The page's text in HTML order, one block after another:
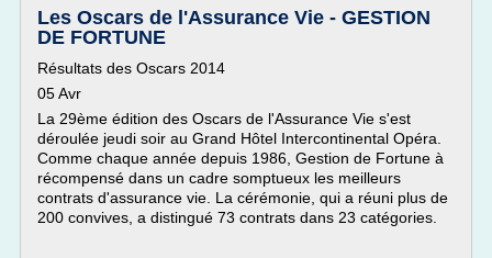
Les Oscars de l'Assurance Vie - GESTION
DE FORTUNE
Résultats des Oscars 2014
05 Avr
La 29ème édition des Oscars de l'Assurance Vie s'est
déroulée jeudi soir au Grand Hôtel Intercontinental Opéra.
Comme chaque année depuis 1986, Gestion de Fortune à
récompensé dans un cadre somptueux les meilleurs
contrats d'assurance vie. La cérémonie, qui a réuni plus de
200 convives, a distingué 73 contrats dans 23 catégories.